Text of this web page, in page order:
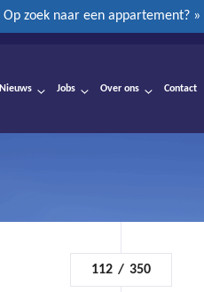
Op zoek naar een appartement? »
Nieuws Jobs Over ons Contact
112 / 350